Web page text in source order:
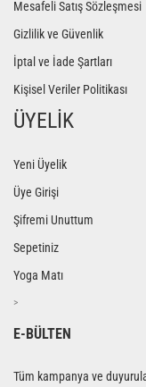
Mesafeli Satış Sözleşmesi
Gizlilik ve Güvenlik
İptal ve İade Şartları
Kişisel Veriler Politikası
ÜYELİK
Yeni Üyelik
Üye Girişi
Şifremi Unuttum
Sepetiniz
Yoga Matı
>
E-BÜLTEN
Tüm kampanya ve